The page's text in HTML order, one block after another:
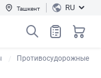
Ташкент RU
Противосудорожные